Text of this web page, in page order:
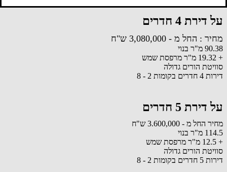
תנאי תשלום 20/80 + מערכת מיזוג אוויר
על דירת 4 חדרים
מחיר : החל מ - 3,080,000 ש"ח
90.38 מ"ר בנוי
+ 19.32 מ"ר מרפסת שמש
סוויטת הורים גדולה
דירות 4 חדרים בקומות 2 - 8
על דירת 5 חדרים
מחיר החל מ - 3.600,000 ש"ח
114.5 מ"ר בנוי
+ 12.5 מ"ר מרפסת שמש
סוויטת הורים גדולה
דירות 5 חדרים בקומות 2 - 8